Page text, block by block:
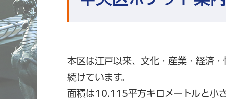
本区は江戸以来、文化・産業・経済
続けています。
面積は10.115平方キロメートルと小